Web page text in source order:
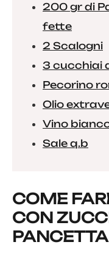
200 gr di
fette
2 Scalogni
3 cucchiai
Pecorino
Olio
Vino
Sale q.b
COME
CON
PANCETTA